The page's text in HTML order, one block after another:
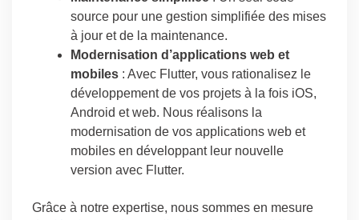
source pour une gestion simplifiée des mises
à jour et de la maintenance.
Modernisation d’applications web et
mobiles : Avec Flutter, vous rationalisez le
développement de vos projets à la fois iOS,
Android et web. Nous réalisons la
modernisation de vos applications web et
mobiles en développant leur nouvelle
version avec Flutter.
Grâce à notre expertise, nous sommes en mesure